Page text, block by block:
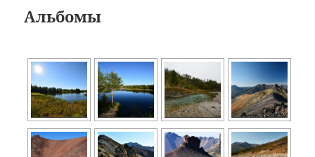
Альбомы